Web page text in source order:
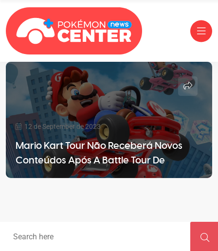
12 de September de 2023
Mario Kart Tour Não Receberá Novos
Conteúdos Após A Battle Tour De